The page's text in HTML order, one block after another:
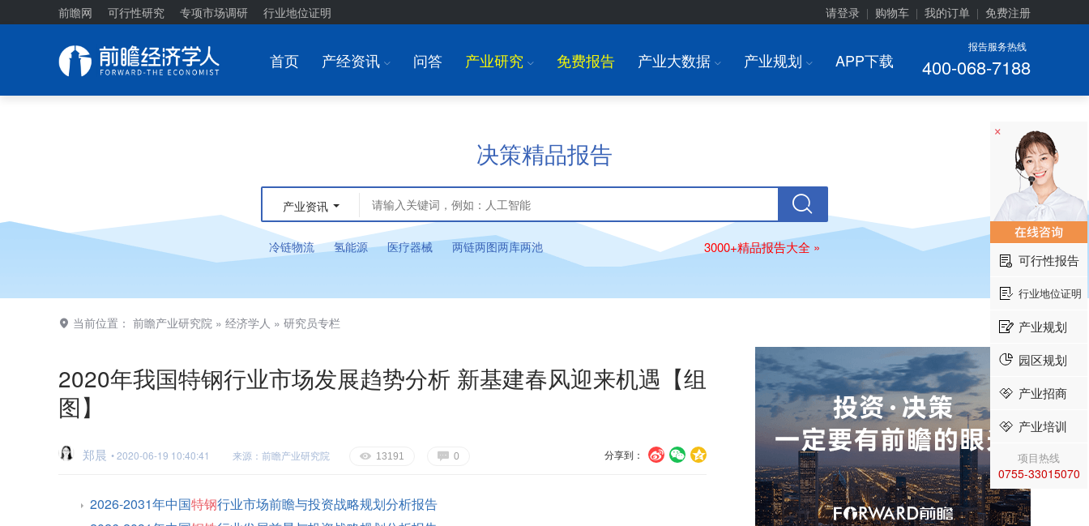
前瞻网 可行性研究 专项市场调研 行业地位证明 请登录 购物车 我的订单 免费注册
报告服务热线
400-068-7188
首页 产经资讯 I 问答 产业研究 I 免费报告 产业大数据 I 产业规划 I APP下载
决策精品报告
产业资讯
冷链物流 氢能源 医疗器械 两链两图两库两池 3000+精品报告大全 »
当前位置： 前瞻产业研究院 » 经济学人 » 研究员专栏
2020年我国特钢行业市场发展趋势分析 新基建春风迎来机遇【组
图】
U V c
分享到：
郑晨 • 2020-06-19 10:40:41 来源：前瞻产业研究院 E 13191 G 0
2026-2031年中国特钢行业市场前瞻与投资战略规划分析报告
×
可行性报告
行业地位证明
产业规划
园区规划
产业招商
产业培训
项目热线
0755-33015070